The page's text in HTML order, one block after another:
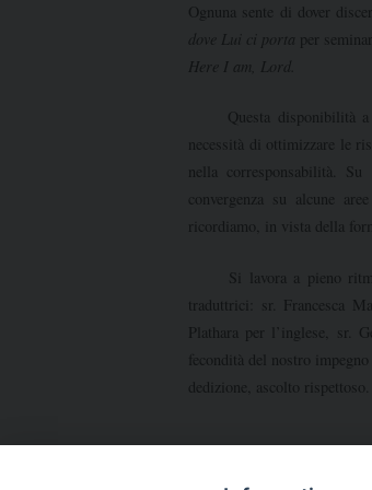
Ognuna sente di dover
dove Lui ci porta per
Here I am, Lord.
Questa disponibilità a
necessità di ottimizzare le
nella corresponsabilità.
convergenza su alcune
ricordiamo, in vista della
Si lavora a pieno ritmo,
traduttrici: sr. Francesca
Plathara per l’inglese, sr.
fecondità del nostro
dedizione, ascolto rispettoso.